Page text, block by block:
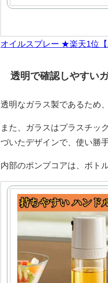
オイルスプレー ★楽天1位
透明で確認しやすい
透明なガラス製であるため
また、ガラスはプラスチッ
づいたデザインで、使い勝
内部のポンプコアは、ボト